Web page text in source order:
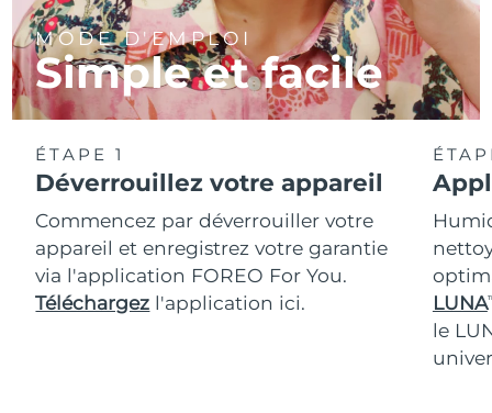
MODE D'EMPLOI
Simple et facile
ÉTAPE 1
Déverrouillez votre appareil
Commencez par déverrouiller votre
appareil et enregistrez votre garantie
via l'application FOREO For You.
Téléchargez l'application ici.
LUNA
le